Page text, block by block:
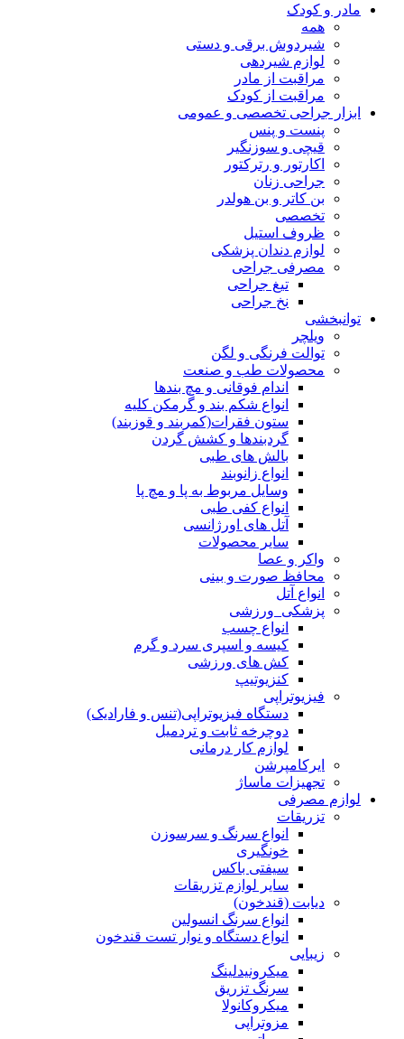
مادر و کودک
همه
شیردوش برقی و دستی
لوازم شیردهی
مراقبت از مادر
مراقبت از کودک
ابزار جراحی تخصصی و عمومی
پنست و پنس
قیچی و سوزنگیر
اکارتور و رترکتور
جراحی زنان
بن کاتر و بن هولدر
تخصصی
ظروف استیل
لوازم دندان پزشکی
مصرفی جراحی
تیغ جراحی
نخ جراحی
توانبخشی
ویلچر
توالت فرنگی و لگن
محصولات طب و صنعت
اندام فوقانی و مچ بندها
انواع شکم بند و گرمکن کلیه
ستون فقرات(کمربند و قوزبند)
گردبندها و کشش گردن
بالش های طبی
انواع زانوبند
وسایل مربوط به پا و مچ پا
انواع کفی طبی
آتل های اورژانسی
سایر محصولات
واکر و عصا
محافظ صورت و بینی
انواع آتل
پزشکی_ورزشی
انواع چسب
کیسه و اسپری سرد و گرم
کش های ورزشی
کنزیوتیپ
فیزیوتراپی
دستگاه فیزیوتراپی(تنس و فارادیک)
دوچرخه ثابت و تردمیل
لوازم کار درمانی
ایرکامپرشن
تجهیزات ماساژ
لوازم مصرفی
تزریقات
انواع سرنگ و سرسوزن
خونگیری
سیفتی باکس
سایر لوازم تزریقات
دیابت (قندخون)
انواع سرنگ انسولین
انواع دستگاه و نوار تست قندخون
زیبایی
میکرونیدلینگ
سرنگ تزریق
میکروکانولا
مزوتراپی